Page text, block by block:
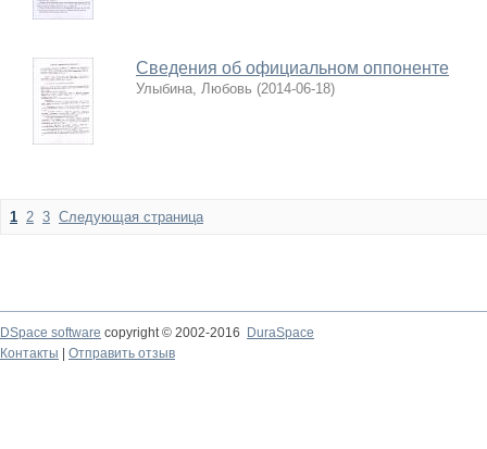
Сведения об официальном оппоненте
Улыбина, Любовь (2014-06-18)
1 2 3 Следующая страница
DSpace software copyright © 2002-2016
DuraSpace
Контакты
Отправить отзыв